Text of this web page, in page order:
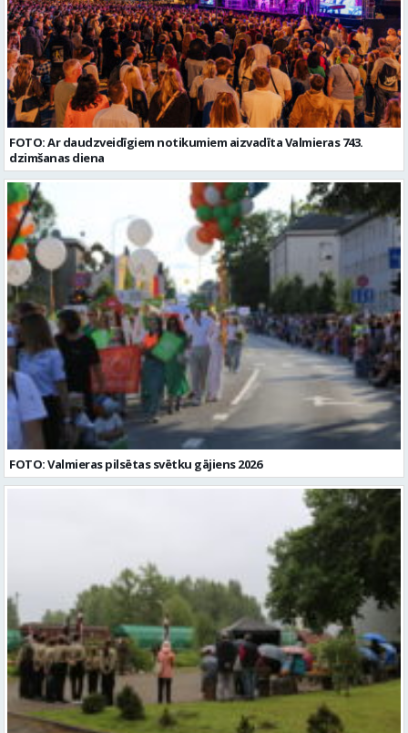
FOTO: Ar daudzveidīgiem notikumiem aizvadīta Valmieras 743.
dzimšanas diena
FOTO: Valmieras pilsētas svētku gājiens 2026